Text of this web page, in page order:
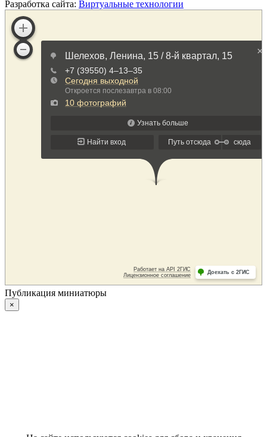
Разработка сайта: Виртуальные технологии
Публикация миниатюры
×